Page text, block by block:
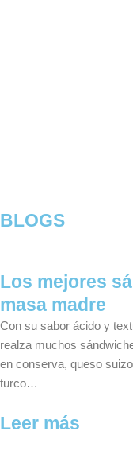
BLOGS
Los mejores
masa madre
Con su sabor ácido y
realza muchos
en conserva, queso
turco…
Leer más